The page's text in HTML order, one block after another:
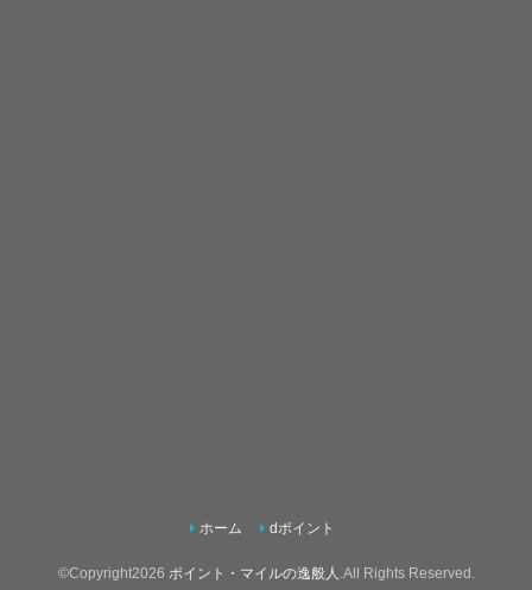
ホーム dポイント
©Copyright2026 ポイント・マイルの逸般人 .All Rights Reserved.